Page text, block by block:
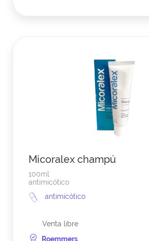
Micoralex champú
100ml
antimicótico
antimicótico
Venta libre
Roemmers